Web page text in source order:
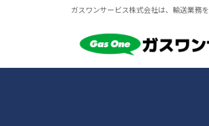
ツ
シ
ガスワンサービス株式会社は、輸送業務